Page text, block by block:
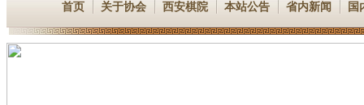
首页 关于协会 西安棋院 本站公告 省内新闻 国